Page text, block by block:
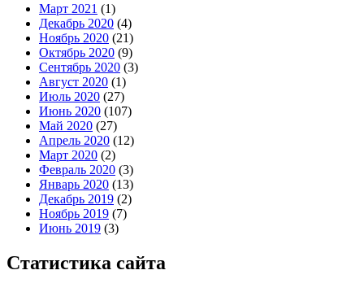
Март 2021 (1)
Декабрь 2020 (4)
Ноябрь 2020 (21)
Октябрь 2020 (9)
Сентябрь 2020 (3)
Август 2020 (1)
Июль 2020 (27)
Июнь 2020 (107)
Май 2020 (27)
Апрель 2020 (12)
Март 2020 (2)
Февраль 2020 (3)
Январь 2020 (13)
Декабрь 2019 (2)
Ноябрь 2019 (7)
Июнь 2019 (3)
Статистика сайта